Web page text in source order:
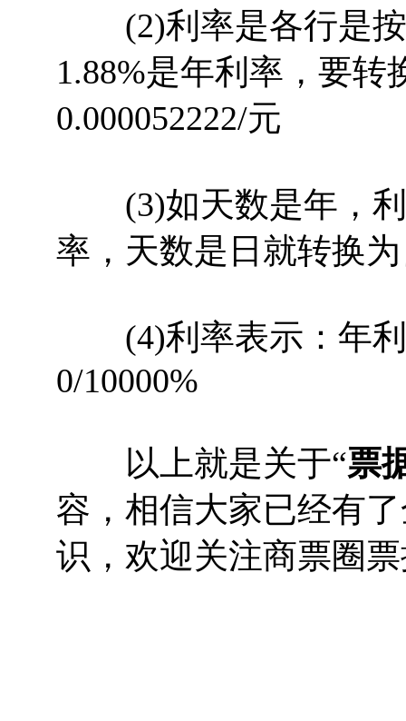
(2)利率是各行是按
1.88%是年利率，要
0.000052222/元
(3)如天数是年，利
率，天数是日就转换
(4)利率表示：年利
0/10000%
以上就是关于“票
容，相信大家已经有
识，欢迎关注商票圈